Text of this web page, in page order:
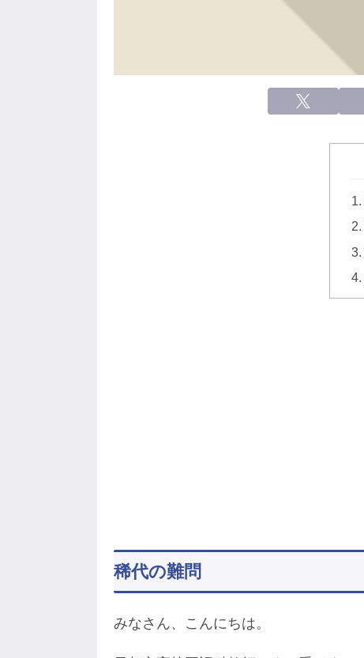
稀代の難問
みなさん、こんにちは。